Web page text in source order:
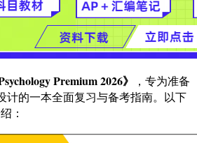
Premium 2026》
，专为准备
计的一本全面复习与备考指南。以下
：